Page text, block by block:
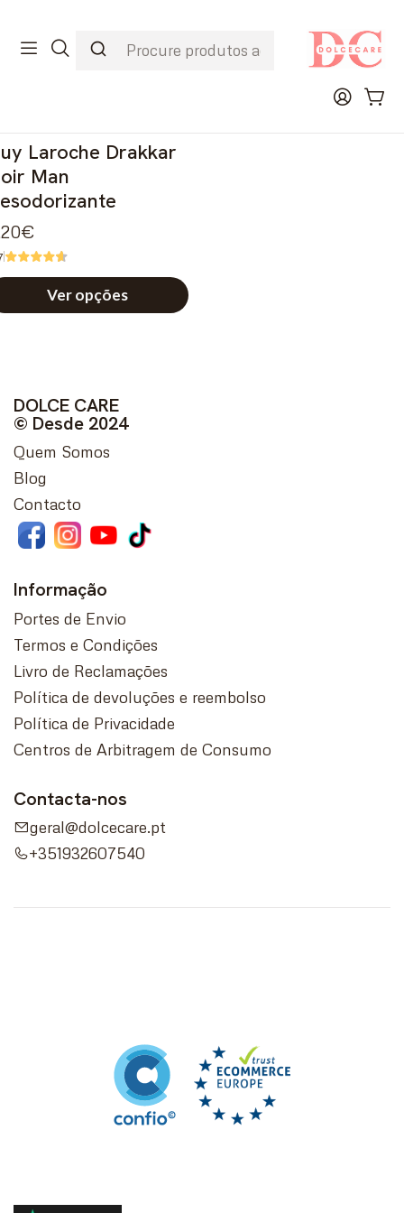
Laroche Drakkar
Man
Ver opções
DOLCE CARE
© Desde 2024
Quem Somos
Blog
Contacto
Informação
Portes de Envio
Termos e Condições
Livro de Reclamações
Política de devoluções e reembolso
Política de Privacidade
Centros de Arbitragem de Consumo
Contacta-nos
geral@dolcecare.pt
+351932607540